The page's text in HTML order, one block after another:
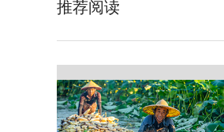
推荐阅读